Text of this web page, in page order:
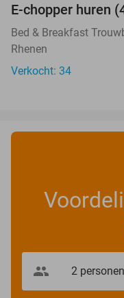
E-chopper huren
Bed & Breakfast
Rhenen
Verkocht: 34